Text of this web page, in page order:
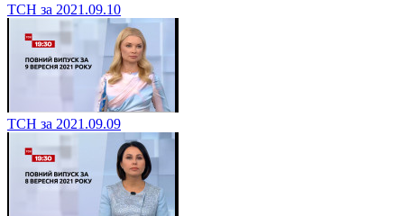
ТСН за 2021.09.10
ТСН за 2021.09.09